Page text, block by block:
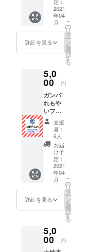
くて使
いやす
いボー
ルペン
です！
(巻糸の
・サン
クス
・会場
エント
ランス
にてご
芳名掲
示(備考
欄にて
ご芳名
のお名
前をお
知らせ
くださ
示不要
の方
記載く
ださい)
・サン
クス
メール
・会場
エント
ランス
にてご
示
2021
年04
月
詳細を見る
こ
の
リ
タ
ー
ン
を
選
択
す
る
5,0
00 円
ガンバ
れもや
いファ
ンド
5000円
コース
・サン
クス
メール
・会場
エント
ランス
にてご
芳名掲
示(備考
欄にて
のお名
前をお
知らせ
支援
者：
6人
お届
け予
定：
2021
年04
月
詳細を見る
こ
の
リ
タ
ー
ン
を
選
択
す
る
5,0
00 円